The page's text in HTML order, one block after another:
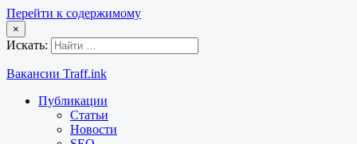
Перейти к содержимому
×
Искать:
Вакансии Traff.ink
Публикации
Статьи
Новости